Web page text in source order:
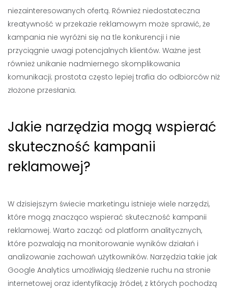
niezainteresowanych ofertą. Również niedostateczna
kreatywność w przekazie reklamowym może sprawić, że
kampania nie wyróżni się na tle konkurencji i nie
przyciągnie uwagi potencjalnych klientów. Ważne jest
również unikanie nadmiernego skomplikowania
komunikacji; prostota często lepiej trafia do odbiorców niż
złożone przesłania.
Jakie narzędzia mogą wspierać
skuteczność kampanii
reklamowej?
W dzisiejszym świecie marketingu istnieje wiele narzędzi,
które mogą znacząco wspierać skuteczność kampanii
reklamowej. Warto zacząć od platform analitycznych,
które pozwalają na monitorowanie wyników działań i
analizowanie zachowań użytkowników. Narzędzia takie jak
Google Analytics umożliwiają śledzenie ruchu na stronie
internetowej oraz identyfikację źródeł, z których pochodzą